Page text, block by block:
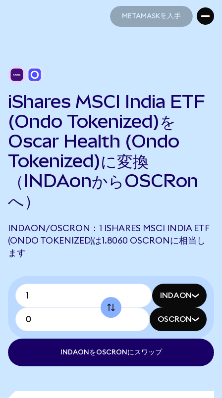
METAMASKを入手
iShares MSCI India ETF
(Ondo Tokenized)を
Oscar Health (Ondo
Tokenized)に変換
（INDAonからOSCRon
へ）
INDAON/OSCRON：1 ISHARES MSCI INDIA ETF
(ONDO TOKENIZED)は1.8060 OSCRONに相当し
ます
INDAON
OSCRON
INDAONをOSCRONにスワップ